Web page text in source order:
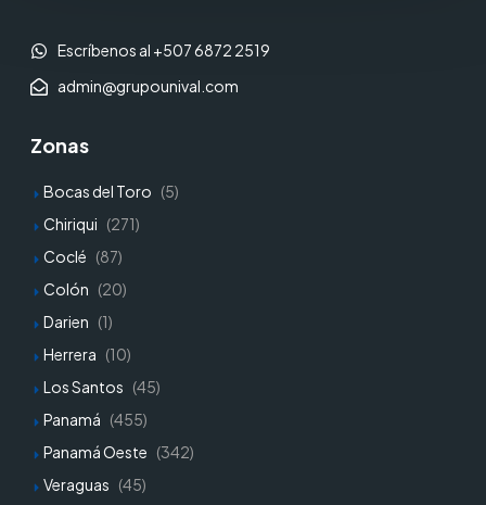
Escríbenos al +507 6872 2519
admin@grupounival.com
Zonas
Bocas del Toro (5)
Chiriqui (271)
Coclé (87)
Colón (20)
Darien (1)
Herrera (10)
Los Santos (45)
Panamá (455)
Panamá Oeste (342)
Veraguas (45)